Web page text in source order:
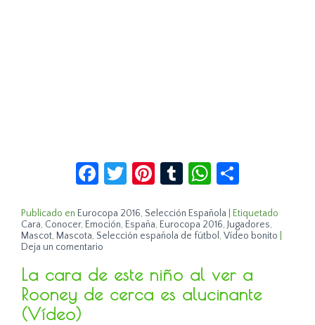
Facebook
Twitter
Pinterest
TumblrWhatsApp
Publicado en Eurocopa 2016, Selección Española
Etiquetado
Cara, Conocer, Emoción, España, Eurocopa 2016,Jugadores,
Mascot, Mascota, Selección española de fútbol,Vídeo bonito
Deja un comentario
La cara de este niño al ver a
Rooney de cerca es alucinante
(Vídeo)